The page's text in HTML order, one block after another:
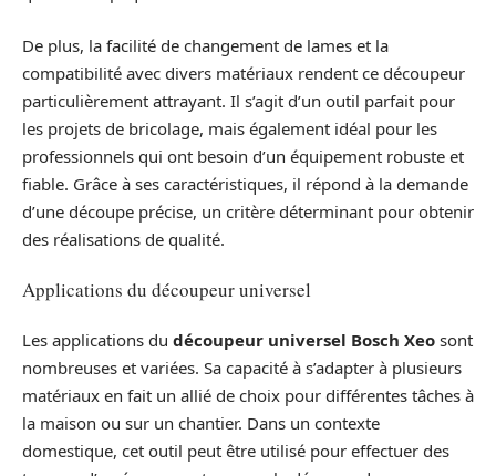
De plus, la facilité de changement de lames et la
compatibilité avec divers matériaux rendent ce découpeur
particulièrement attrayant. Il s’agit d’un outil parfait pour
les projets de bricolage, mais également idéal pour les
professionnels qui ont besoin d’un équipement robuste et
fiable. Grâce à ses caractéristiques, il répond à la demande
d’une découpe précise, un critère déterminant pour obtenir
des réalisations de qualité.
Applications du découpeur universel
Les applications du découpeur universel Bosch Xeo sont
nombreuses et variées. Sa capacité à s’adapter à plusieurs
matériaux en fait un allié de choix pour différentes tâches à
la maison ou sur un chantier. Dans un contexte
domestique, cet outil peut être utilisé pour effectuer des